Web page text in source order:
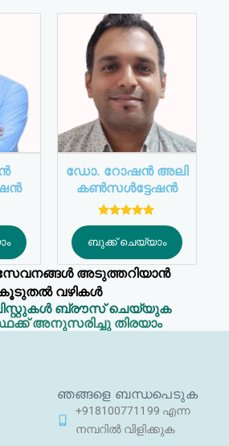
ഡോ. റോഷൻ അലി
കൺസൾട്ടേഷൻ
5 ൽ
4.88
റേറ്റിംഗ്
ലഭിച്ചു
ബുക്ക് ചെയ്യാം
അടുത്തറിയാൻ
വഴികൾ
ബ്രൗസ് ചെയ്യുക
അനുസരിച്ചു തിരയാം
ഞങ്ങളെ ബന്ധപെടുക
+918100771199 എന്ന
നമ്പറിൽ വിളിക്കുക